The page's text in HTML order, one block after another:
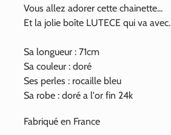
Vous allez adorer cette chainette...
Et la jolie boîte LUTECE qui va avec.
Sa longueur : 71cm
Sa couleur : doré
Ses perles : rocaille bleu
Sa robe : doré a l'or fin 24k
Fabriqué en France